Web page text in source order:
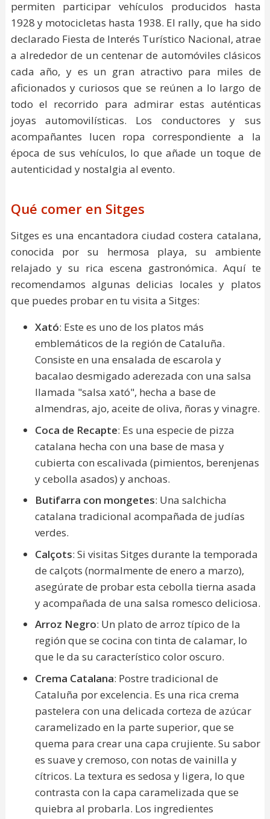
permiten participar vehículos producidos hasta
1928 y motocicletas hasta 1938. El rally, que ha sido
declarado Fiesta de Interés Turístico Nacional, atrae
a alrededor de un centenar de automóviles clásicos
cada año, y es un gran atractivo para miles de
aficionados y curiosos que se reúnen a lo largo de
todo el recorrido para admirar estas auténticas
joyas automovilísticas. Los conductores y sus
acompañantes lucen ropa correspondiente a la
época de sus vehículos, lo que añade un toque de
autenticidad y nostalgia al evento.
Qué comer en Sitges
Sitges es una encantadora ciudad costera catalana,
conocida por su hermosa playa, su ambiente
relajado y su rica escena gastronómica. Aquí te
recomendamos algunas delicias locales y platos
que puedes probar en tu visita a Sitges:
Xató: Este es uno de los platos más
emblemáticos de la región de Cataluña.
Consiste en una ensalada de escarola y
bacalao desmigado aderezada con una salsa
llamada "salsa xató", hecha a base de
almendras, ajo, aceite de oliva, ñoras y vinagre.
Coca de Recapte: Es una especie de pizza
catalana hecha con una base de masa y
cubierta con escalivada (pimientos, berenjenas
y cebolla asados) y anchoas.
Butifarra con mongetes: Una salchicha
catalana tradicional acompañada de judías
verdes.
Calçots: Si visitas Sitges durante la temporada
de calçots (normalmente de enero a marzo),
asegúrate de probar esta cebolla tierna asada
y acompañada de una salsa romesco deliciosa.
Arroz Negro: Un plato de arroz típico de la
región que se cocina con tinta de calamar, lo
que le da su característico color oscuro.
Crema Catalana: Postre tradicional de
Cataluña por excelencia. Es una rica crema
pastelera con una delicada corteza de azúcar
caramelizado en la parte superior, que se
quema para crear una capa crujiente. Su sabor
es suave y cremoso, con notas de vainilla y
cítricos. La textura es sedosa y ligera, lo que
contrasta con la capa caramelizada que se
quiebra al probarla. Los ingredientes